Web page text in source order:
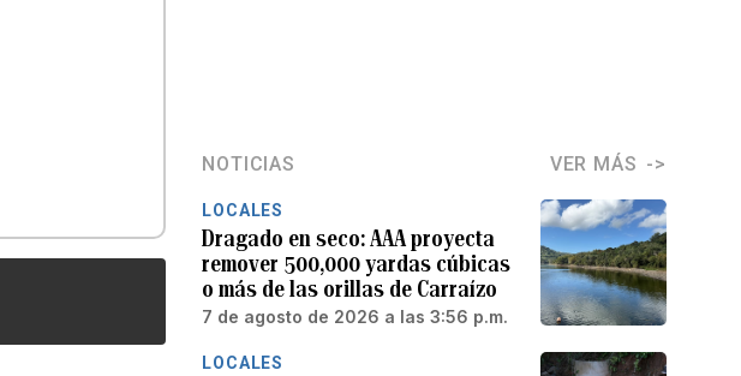
NOTICIAS VER MÁS
LOCALES
Dragado en seco: AAA proyecta
remover 500,000 yardas cúbicas
o más de las orillas de Carraízo
7 de agosto de 2026 a las 3:56 p.m.
LOCALES